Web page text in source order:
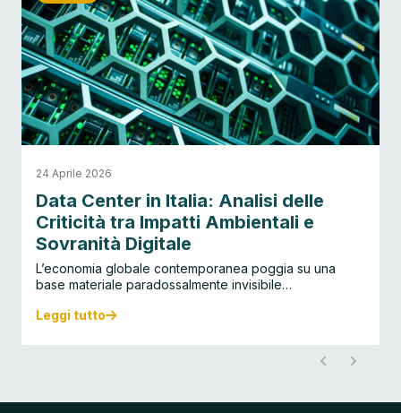
Data Center in Italia: Analisi delle
Criticità tra Impatti Ambientali e
Sovranità Digitale
L’economia globale contemporanea poggia su una
base materiale paradossalmente invisibile…
Leggi tutto
D
e
24 Aprile 2026